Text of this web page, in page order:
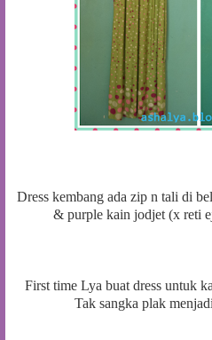
Dress kembang ada zip n tali di
& purple kain jodjet (x reti
First time Lya buat dress untuk
Tak sangka plak